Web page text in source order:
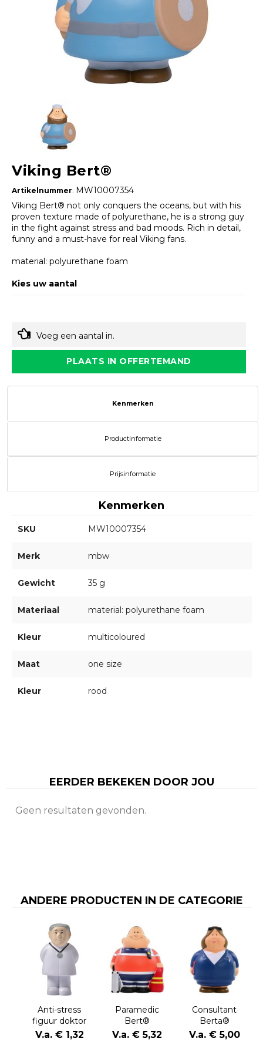
Viking Bert®
Artikelnummer: MW10007354
Viking Bert® not only conquers the oceans, but with his
proven texture made of polyurethane, he is a strong guy
in the fight against stress and bad moods. Rich in detail,
funny and a must-have for real Viking fans.
material: polyurethane foam
Kies uw aantal
Voeg een aantal in.
PLAATS IN OFFERTEMAND
Kenmerken
Productinformatie
Prijsinformatie
Kenmerken
SKU MW10007354
Merk mbw
Gewicht 35 g
Materiaal material: polyurethane foam
Kleur multicoloured
Maat one size
Kleur rood
EERDER BEKEKEN DOOR JOU
Geen resultaten gevonden.
ANDERE PRODUCTEN IN DE CATEGORIE
Anti-stress
figuur doktor
Lily
V.a. € 1,32
Paramedic
Bert®
V.a. € 5,32
Consultant
Berta®
V.a. € 5,00